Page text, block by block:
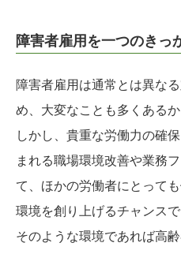
障害者雇用を一つのきっ
障害者雇用は通常とは異な
め、大変なことも多くあるか
しかし、貴重な労働力の確
まれる職場環境改善や業務
て、ほかの労働者にとって
環境を創り上げるチャンスで
そのような環境であれば高